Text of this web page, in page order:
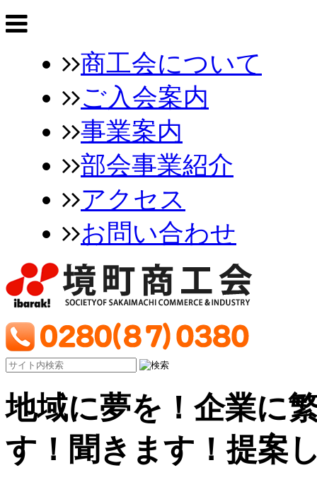
商工会について
ご入会案内
事業案内
部会事業紹介
アクセス
お問い合わせ
地域に夢を！企業に
す！聞きます！提案